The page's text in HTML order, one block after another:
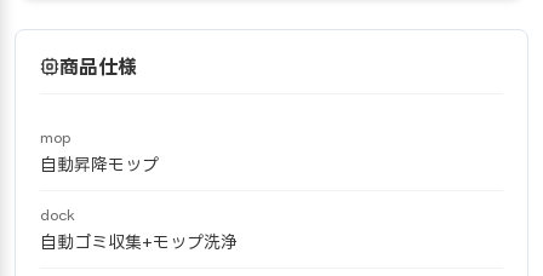
商品仕様
mop
自動昇降モップ
dock
自動ゴミ収集+モップ洗浄